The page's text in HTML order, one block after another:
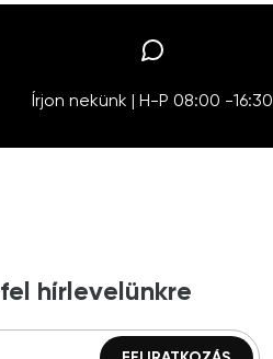
Írjon nekünk | H-P 08:00 -16:30
hírlevelünkre